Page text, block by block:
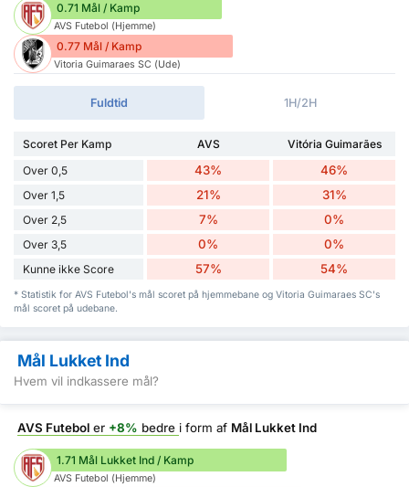
0.71 Mål / Kamp
AVS Futebol (Hjemme)
0.77 Mål / Kamp
Vitoria Guimaraes SC (Ude)
Fuldtid 1H/2H
Scoret Per Kamp AVS
Vitória Guimarães
Over 0,5
43% 46%
Over 1,5 21% 31%
Over 2,5 7% 0%
Over 3,5 0% 0%
Kunne ikke Score 57% 54%
* Statistik for AVS Futebol's mål scoret på hjemmebane og Vitoria Guimaraes SC's
mål scoret på udebane.
Mål Lukket Ind
Hvem vil indkassere mål?
AVS Futebol er +8% bedre i form af Mål Lukket Ind
1.71 Mål Lukket Ind / Kamp
AVS Futebol (Hjemme)